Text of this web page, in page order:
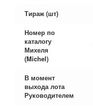
Тираж (шт)
Номер по
каталогу
Михеля
(Michel)
В момент
выхода лота
Руководителем